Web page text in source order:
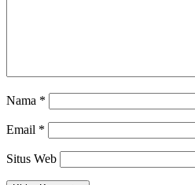
Nama *
Email *
Situs Web